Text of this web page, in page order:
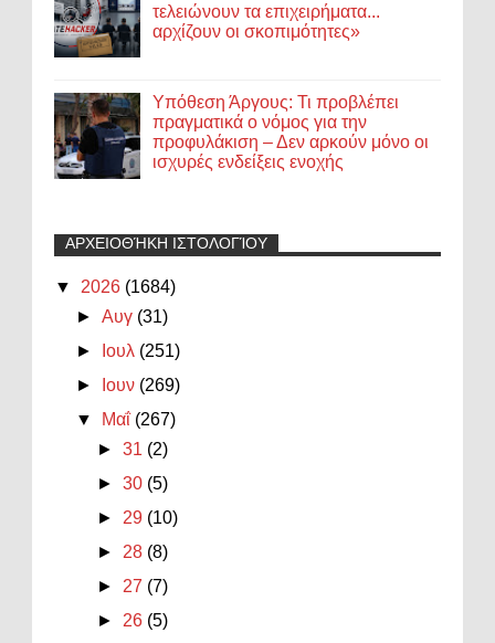
τελειώνουν τα επιχειρήματα...
αρχίζουν οι σκοπιμότητες»
Υπόθεση Άργους: Τι προβλέπει
πραγματικά ο νόμος για την
προφυλάκιση – Δεν αρκούν μόνο οι
ισχυρές ενδείξεις ενοχής
ΑΡΧΕΙΟΘΉΚΗ ΙΣΤΟΛΟΓΊΟΥ
▼ 2026 (1684)
►Αυγ (31)
►
Ιουλ (251)
►
Ιουν (269)
▼
Μαΐ (267)
►31 (2)
►30 (5)
► 29 (10)
► 28 (8)
► 27 (7)
► 26 (5)